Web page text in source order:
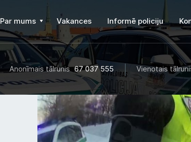
Par mums Vakances Informē policiju
Anonīmais tālrunis 67 037 555 Vienotais